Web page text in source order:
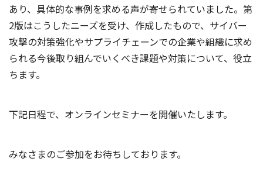
あり、具体的な事例を求める声が寄せられていました。第
2版はこうしたニーズを受け、作成したもので、サイバー
攻撃の対策強化やサプライチェーンでの企業や組織に求め
られる今後取り組んでいくべき課題や対策について、役立
ちます。
下記日程で、オンラインセミナーを開催いたします。
みなさまのご参加をお待ちしております。